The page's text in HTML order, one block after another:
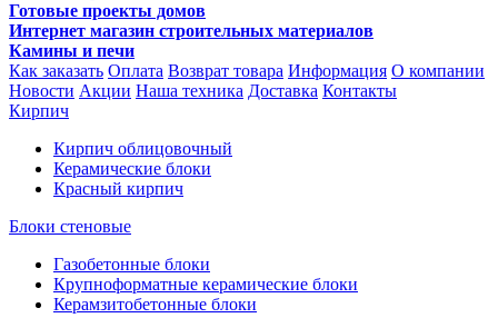
Готовые проекты домов
Интернет магазин строительных материалов
Камины и печи
Как заказать Оплата Возврат товара Информация О компании
Новости Акции Наша техника Доставка Контакты
Кирпич
Кирпич облицовочный
Керамические блоки
Красный кирпич
Блоки стеновые
Газобетонные блоки
Крупноформатные керамические блоки
Керамзитобетонные блоки